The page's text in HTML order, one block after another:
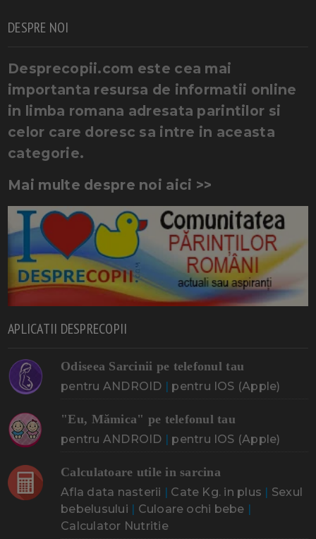
DESPRE NOI
Desprecopii.com este cea mai
importanta resursa de informatii online
in limba romana adresata parintilor si
celor care doresc sa intre in aceasta
categorie.
Mai multe despre noi aici >>
APLICATII DESPRECOPII
Odiseea Sarcinii pe telefonul tau
pentru ANDROID | pentru IOS (Apple)
"Eu, Mămica" pe telefonul tau
pentru ANDROID | pentru IOS (Apple)
Calculatoare utile in sarcina
Afla data nasterii | Cate Kg. in plus | Sexul
bebelusului | Culoare ochi bebe |
Calculator Nutritie